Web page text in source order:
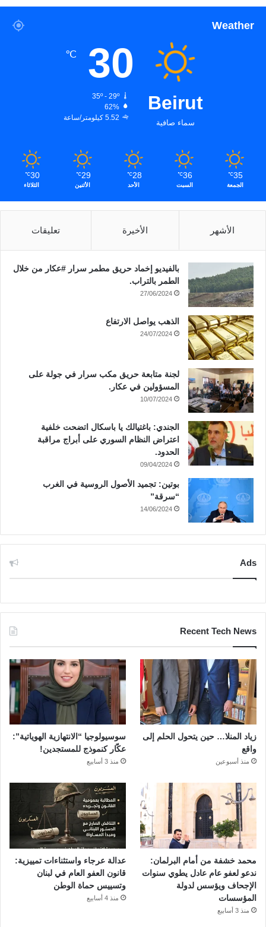
Weather
Beirut
سماء صافية
30
℃
35º - 29º
62%
5.52 كيلومتر/ساعة
35
℃
الجمعة
36
℃
السبت
28
℃
الأحد
29
℃
الأثنين
30
℃
الثلاثاء
الأشهر الأخيرة تعليقات
بالفيديو إخماد حريق مطمر سرار #عكار من خلال
الطمر بالتراب.
27/06/2024
الذهب يواصل الارتفاع
24/07/2024
لجنة متابعة حريق مكب سرار في جولة على
المسؤولين في عكار.
10/07/2024
الجندي: باغتيالك يا باسكال اتضحت خلفية
اعتراض النظام السوري على أبراج مراقبة
الحدود.
09/04/2024
بوتين: تجميد الأصول الروسية في الغرب
“سرقة”
14/06/2024
Ads
Recent Tech News
زياد المنلا… حين يتحول الحلم إلى
واقع
منذ أسبوعين
سوسيولوجيا “الانتهازية الهوياتية”:
عكّار كنموذج للمستجدين!
منذ 3 أسابيع
محمد خشفة من أمام البرلمان:
ندعو لعفو عام عادل يطوي سنوات
الإجحاف ويؤسس لدولة
المؤسسات
منذ 3 أسابيع
عدالة عرجاء واستثناءات تمييزية:
قانون العفو العام في لبنان
وتسييس حماة الوطن
منذ 4 أسابيع